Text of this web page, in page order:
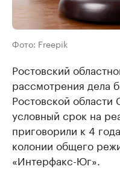
Фото: Freepik
Ростовский
рассмотрения дела
Ростовской
условный срок на
приговорили к 4
колонии общего
«Интерфакс-Юг».